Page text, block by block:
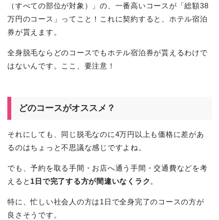
（すべての部位が対象）」の、一番高いコースが「総額38
万円のコース」ってこと！これに契約すると、ホテル宿泊
券が貰えます。
全身脱毛ならどのコースでもホテル宿泊券が貰えるわけで
はないんです。ここ、要注意！
どのコースがオススメ？
それにしても、同じ脱毛なのに4万円以上も価格に差があ
るのはちょっと不思議な感じですよね。
でも、予約を取る手間・お店へ通う手間・交通費などを考
えると 1日で完了する方が間違いなくラク 。
特に、忙しい社会人の方は1日で全身完了のコースの方が
良さそうです。